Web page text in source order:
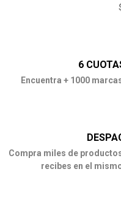
6
Encuentra + 1000
Compra miles de
recibes en el